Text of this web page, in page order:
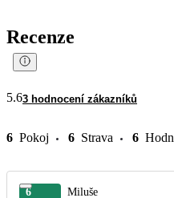
Recenze
5.63 hodnocení zákazníků
6 Pokoj 6 Strava 6
6 Miluše